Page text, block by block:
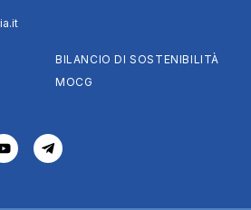
BILANCIO DI SOSTENIBILITÀ
MOCG